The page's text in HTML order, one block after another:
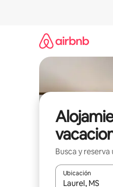
Busca y
Ubicación
Cuando los